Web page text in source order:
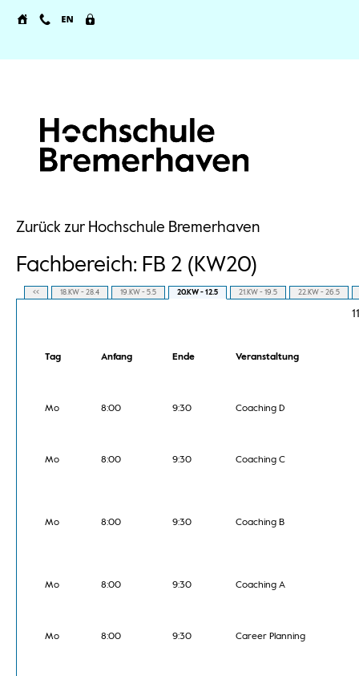
Zurück zur Hochschule Bremerhaven
Fachbereich: FB 2 (KW20)
<< 18.KW - 28.4 19.KW - 5.5 20.KW - 12.5 21.KW - 19.5 22.KW - 26.5
Tag Anfang Ende Veranstaltung
Mo 8:00 9:30 Coaching D
Mo 8:00 9:30 Coaching C
Mo 8:00 9:30 Coaching B
Mo 8:00 9:30 Coaching A
Mo 8:00 9:30 Career Planning